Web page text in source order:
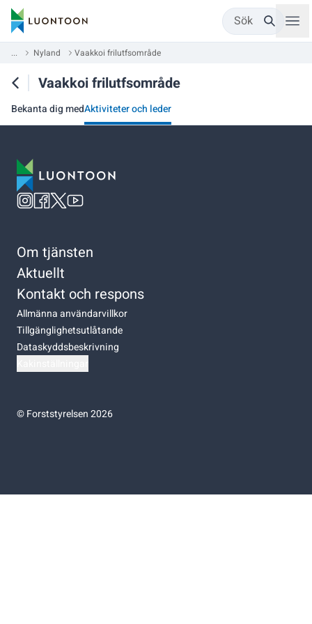
Sök
... Nyland Vaakkoi frilutfsområde
Vaakkoi frilutfsområde
Bekanta dig medAktiviteter och leder
Om tjänsten
Aktuellt
Kontakt och respons
Allmänna användarvillkor
Tillgänglighetsutlåtande
Dataskyddsbeskrivning
©Forststyrelsen 2026